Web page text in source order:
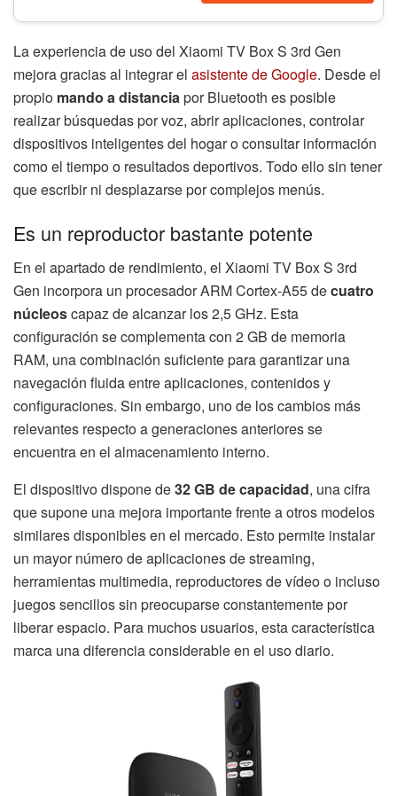
La experiencia de uso del Xiaomi TV Box S 3rd Gen
mejora gracias al integrar el asistente de Google. Desde el
propio mando a distanciapor Bluetooth es posible
realizar búsquedas por voz, abrir aplicaciones, controlar
dispositivos inteligentes del hogar o consultar información
como el tiempo o resultados deportivos. Todo ello sin tener
que escribir ni desplazarse por complejos menús.
Es un reproductor bastante potente
En el apartado de rendimiento, el Xiaomi TV Box S 3rd
Gen incorpora un procesador ARM Cortex-A55 decuatro
núcleoscapaz de alcanzar los 2,5 GHz. Esta
configuración se complementa con 2 GB de memoria
RAM, una combinación suficiente para garantizar una
navegación fluida entre aplicaciones, contenidos y
configuraciones. Sin embargo, uno de los cambios más
relevantes respecto a generaciones anteriores se
encuentra en el almacenamiento interno.
El dispositivo dispone de32 GB de capacidad, una cifra
que supone una mejora importante frente a otros modelos
similares disponibles en el mercado. Esto permite instalar
un mayor número de aplicaciones de streaming,
herramientas multimedia, reproductores de vídeo o incluso
juegos sencillos sin preocuparse constantemente por
liberar espacio. Para muchos usuarios, esta característica
marca una diferencia considerable en el uso diario.